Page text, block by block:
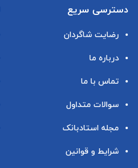
دسترسی سریع
رضایت شاگردان
درباره ما
تماس با ما
سوالات متداول
مجله استادبانک
شرایط و قوانین